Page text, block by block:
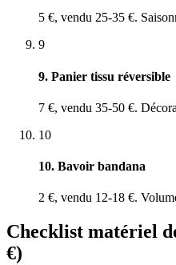
5 €, vendu 25-35 €.
9
9. Panier tissu réversible
7 €, vendu 35-50 €.
10
10. Bavoir bandana
2 €, vendu 12-18 €.
Checklist matériel
€)